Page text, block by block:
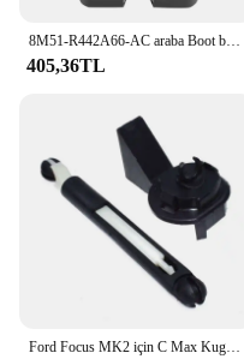
8M51-R442A66-AC araba Boot bagaj kapağı kilit mandalı Ford Focus MK2 c-max için MK1 Kuga MK1 Mondeo MK4 1856670 1317317 3r442a66al
405,36TL